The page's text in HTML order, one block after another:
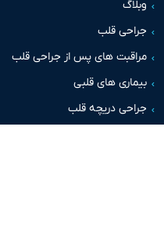
قلب
های پس از جراحی قلب
های قلبی
دریچه قلب